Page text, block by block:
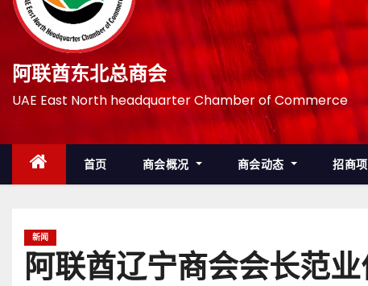
阿联酋东北总商会
UAE East North headquarter Chamber of Commerce
首页 商会概况 商会动态 招商
新闻
阿联酋辽宁商会会长范